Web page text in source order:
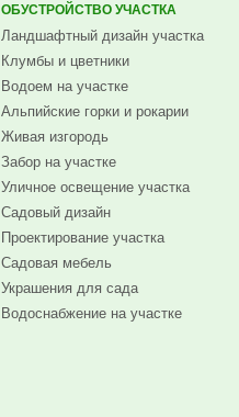
ОБУСТРОЙСТВО УЧАСТКА
Ландшафтный дизайн участка
Клумбы и цветники
Водоем на участке
Альпийские горки и рокарии
Живая изгородь
Забор на участке
Уличное освещение участка
Садовый дизайн
Проектирование участка
Садовая мебель
Украшения для сада
Водоснабжение на участке